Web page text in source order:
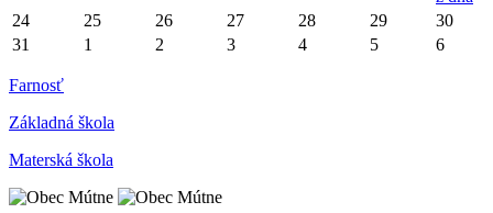
24
25 26 27 28 29
30
31
1 2 3 4 5 6
Farnosť
Základná škola
Materská škola